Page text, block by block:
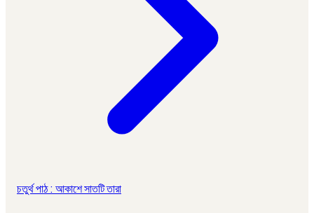
চতুর্থ পাঠ : আকাশে সাতটি তারা